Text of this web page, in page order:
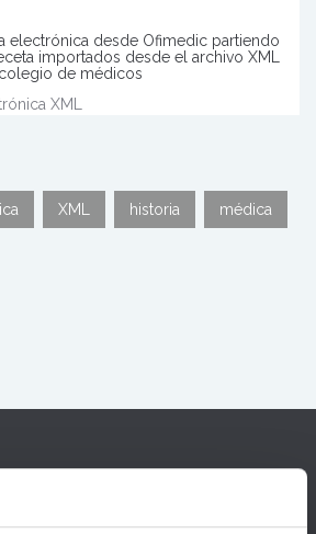
electrónica desde Ofimedic partiendo
importados desde el archivo XML
de médicos
XML
XML historia médica
Médico